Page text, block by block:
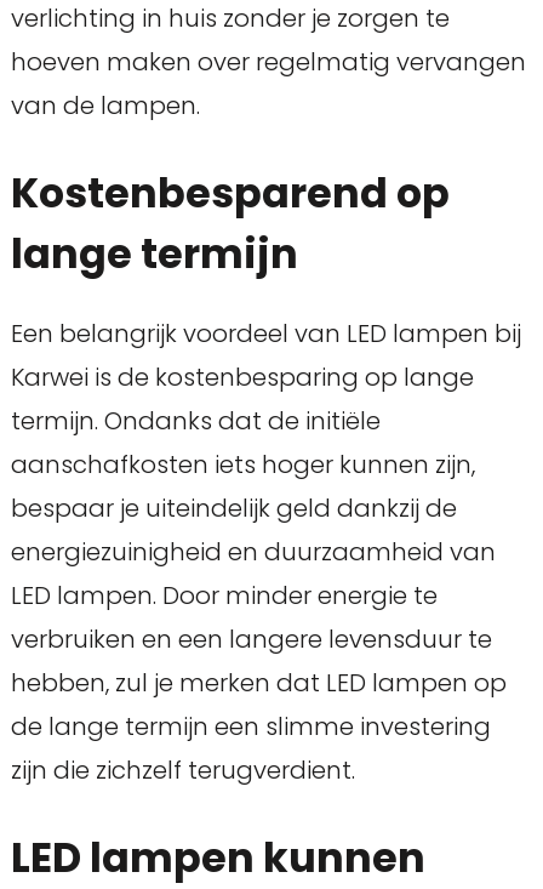
verlichting in huis zonder je zorgen te
hoeven maken over regelmatig vervangen
van de lampen.
Kostenbesparend op
lange termijn
Een belangrijk voordeel van LED lampen bij
Karwei is de kostenbesparing op lange
termijn. Ondanks dat de initiële
aanschafkosten iets hoger kunnen zijn,
bespaar je uiteindelijk geld dankzij de
energiezuinigheid en duurzaamheid van
LED lampen. Door minder energie te
verbruiken en een langere levensduur te
hebben, zul je merken dat LED lampen op
de lange termijn een slimme investering
zijn die zichzelf terugverdient.
LED lampen kunnen